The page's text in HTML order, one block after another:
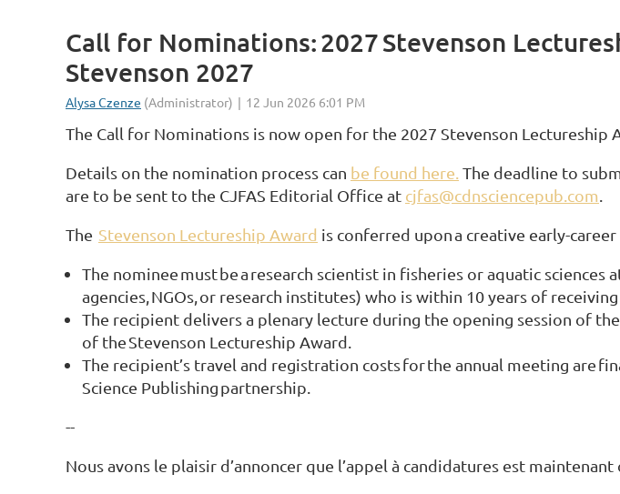
Call for Nominations: 2027 Stevenson
Stevenson 2027
The Call for Nominations is now open for the 2027 Stevenson Lectureship
Details on the nomination process can be found here. The deadline to
are to be sent to the CJFAS Editorial Office at cjfas@cdnsciencepub.com
The Stevenson Lectureship Award is conferred upon a creative early-
The nominee must be a research scientist in fisheries or aquatic
agencies, NGOs, or research institutes) who is within 10 years of receiving
The recipient delivers a plenary lecture during the opening session of
of the Stevenson Lectureship Award.
The recipient’s travel and registration costs for the annual meeting are
Science Publishing partnership.
--
Nous avons le plaisir d’annoncer que l’appel à candidatures est